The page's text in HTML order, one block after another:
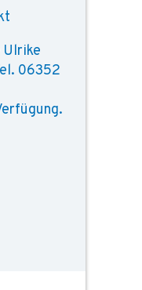
Ulrike
06352